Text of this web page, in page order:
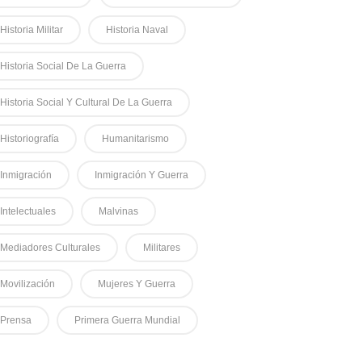
Historia Militar Historia Naval
Historia Social De La Guerra
Historia Social Y Cultural De La Guerra
Historiografía Humanitarismo
Inmigración Inmigración Y Guerra
Intelectuales Malvinas
Mediadores Culturales Militares
Movilización Mujeres Y Guerra
Prensa Primera Guerra Mundial